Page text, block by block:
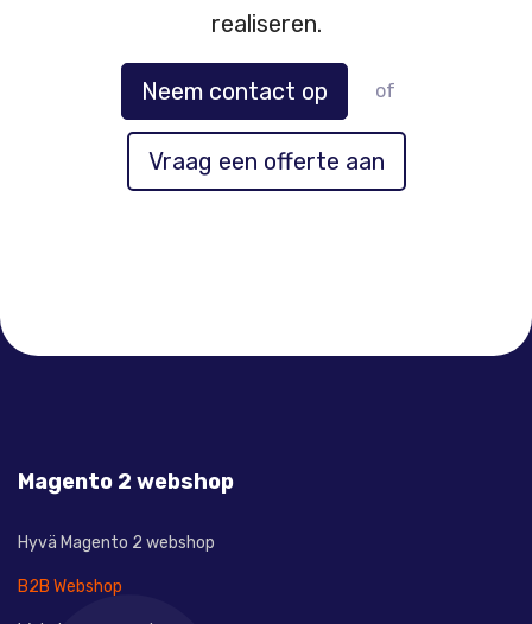
realiseren.
Neem contact op of
Vraag een offerte aan
Magento 2 webshop
Hyvä Magento 2 webshop
B2B Webshop